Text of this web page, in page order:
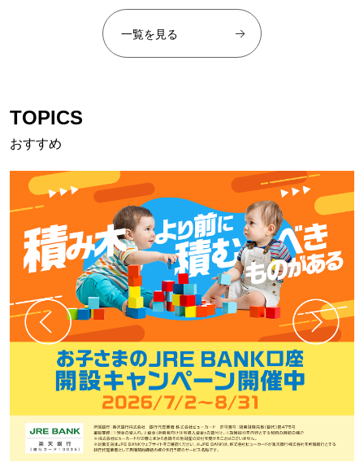
一覧を見る
TOPICS
おすすめ